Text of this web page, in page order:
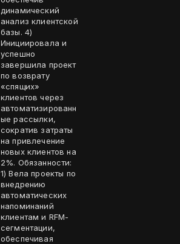
динамический
анализ клиентской
базы. 4)
Инициировала и
успешно
завершила проект
по возврату
«спящих»
клиентов через
автоматизированн
ые рассылки,
сократив затраты
на привлечение
новых клиентов на
2%. Обязанности:
1) Вела проекты по
внедрению
автоматических
напоминаний
клиентам и RFM-
сегментации,
обеспечивая